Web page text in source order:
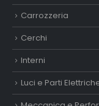
Carrozzeria
Cerchi
Interni
Luci e Parti